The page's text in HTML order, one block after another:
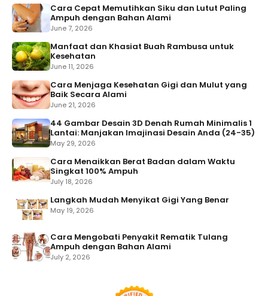
Cara Cepat Memutihkan Siku dan Lutut Paling
Ampuh dengan Bahan Alami
June 7, 2026
Manfaat dan Khasiat Buah Rambusa untuk
Kesehatan
June 11, 2026
Cara Menjaga Kesehatan Gigi dan Mulut yang
Baik Secara Alami
June 21, 2026
44 Gambar Desain 3D Denah Rumah Minimalis 1
Lantai: Manjakan Imajinasi Desain Anda (24-35)
May 29, 2026
Cara Menaikkan Berat Badan dalam Waktu
Singkat 100% Ampuh
July 18, 2026
Langkah Mudah Menyikat Gigi Yang Benar
May 19, 2026
Cara Mengobati Penyakit Rematik Tulang
Ampuh dengan Bahan Alami
July 2, 2026